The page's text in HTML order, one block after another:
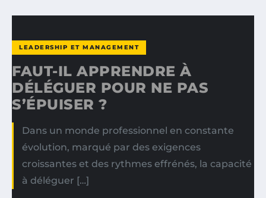
LEADERSHIP ET MANAGEMENT
FAUT-IL APPRENDRE À
DÉLÉGUER POUR NE PAS
S’ÉPUISER ?
Dans un monde professionnel en constante
évolution, marqué par des exigences
croissantes et des rythmes effrénés, la capacité
à déléguer […]